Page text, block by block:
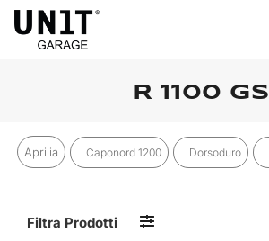
R 1100 GS
Aprilia Caponord 1200 Dorsoduro
Filtra Prodotti